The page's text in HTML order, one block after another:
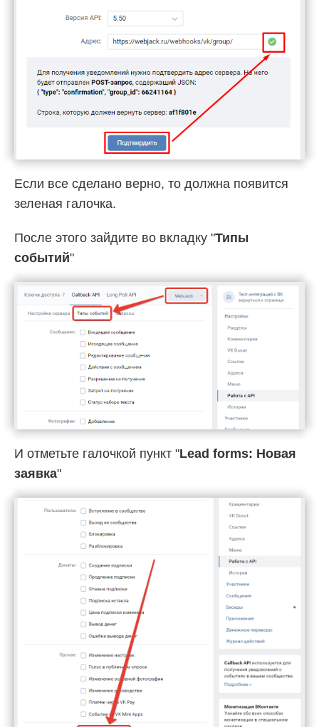
Если все сделано верно, то должна появится
зеленая галочка.
После этого зайдите во вкладку "Типы
событий"
И отметьте галочкой пункт "Lead forms: Новая
заявка"